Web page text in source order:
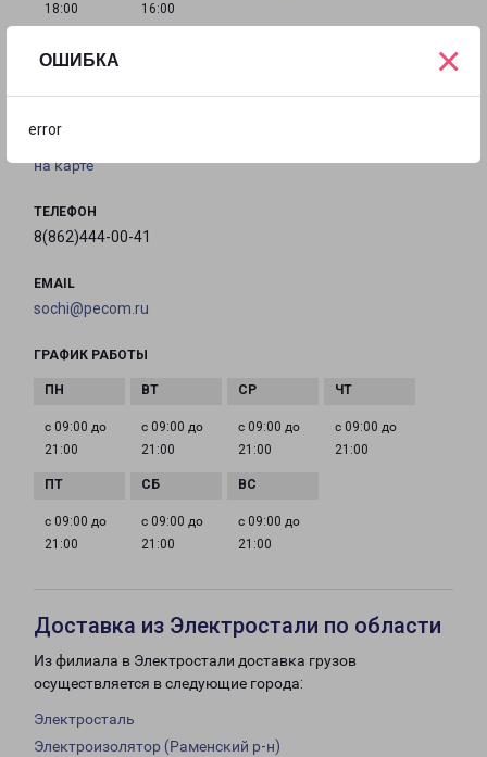
ОШИБКА
error
×
18:00
16:00
на карте
ТЕЛЕФОН
8(862)444-00-41
EMAIL
sochi@pecom.ru
ГРАФИК РАБОТЫ
с 09:00 до
21:00
с 09:00 до
21:00
с 09:00 до
21:00
с 09:00 до
21:00
с 09:00 до
21:00
с 09:00 до
21:00
с 09:00 до
21:00
Доставка из Электростали по области
Из филиала в Электростали доставка грузов
осуществляется в следующие города:
Электросталь
Электроизолятор (Раменский р-н)